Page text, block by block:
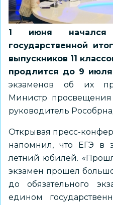
1 июня начался
государственной
выпускников 11
продлится до 9
экзаменов об их
Министр
руководитель
Открывая пресс-
напомнил, что ЕГЭ в
летний юбилей.
экзамен прошел
до обязательного
едином